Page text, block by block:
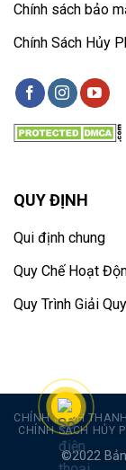
Chính sách bảo
Chính Sách Hủy
QUY ĐỊNH
Qui định chung
Quy Chế Hoạt
Quy Trình Giải
CHÍNH SÁCH
CHÍNH SÁCH HỦY
©2022